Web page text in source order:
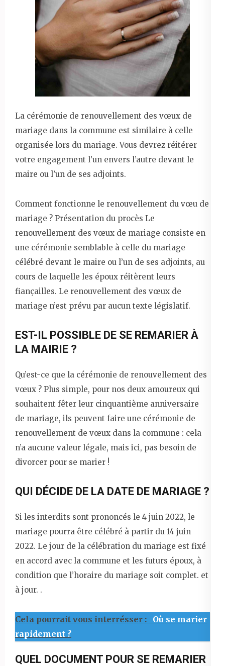
La cérémonie de renouvellement des vœux de
mariage dans la commune est similaire à celle
organisée lors du mariage. Vous devrez réitérer
votre engagement l’un envers l’autre devant le
maire ou l’un de ses adjoints.
Comment fonctionne le renouvellement du vœu de
mariage ? Présentation du procès Le
renouvellement des vœux de mariage consiste en
une cérémonie semblable à celle du mariage
célébré devant le maire ou l’un de ses adjoints, au
cours de laquelle les époux réitèrent leurs
fiançailles. Le renouvellement des vœux de
mariage n’est prévu par aucun texte législatif.
EST-IL POSSIBLE DE SE REMARIER À
LA MAIRIE ?
Qu’est-ce que la cérémonie de renouvellement des
vœux ? Plus simple, pour nos deux amoureux qui
souhaitent fêter leur cinquantième anniversaire
de mariage, ils peuvent faire une cérémonie de
renouvellement de vœux dans la commune : cela
n’a aucune valeur légale, mais ici, pas besoin de
divorcer pour se marier !
QUI DÉCIDE DE LA DATE DE MARIAGE ?
Si les interdits sont prononcés le 4 juin 2022, le
mariage pourra être célébré à partir du 14 juin
2022. Le jour de la célébration du mariage est fixé
en accord avec la commune et les futurs époux, à
condition que l’horaire du mariage soit complet. et
à jour. .
Cela pourrait vous interrésser :
Où se marier
rapidement ?
QUEL DOCUMENT POUR SE REMARIER